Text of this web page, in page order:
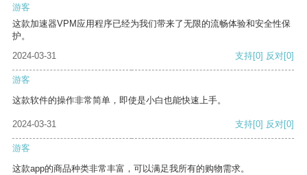
游客
这款加速器VPM应用程序已经为我们带来了无限的流畅体验和安全性保
护。
2024-03-31
支持[0] 反对[0]
游客
这款软件的操作非常简单，即使是小白也能快速上手。
2024-03-31 支持[0] 反对[0]
游客
这款app的商品种类非常丰富，可以满足我所有的购物需求。